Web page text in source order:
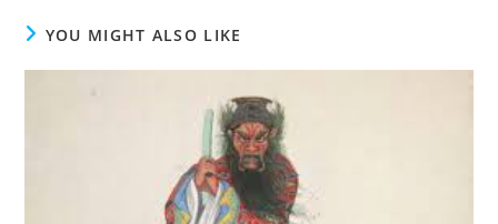
YOU MIGHT ALSO LIKE